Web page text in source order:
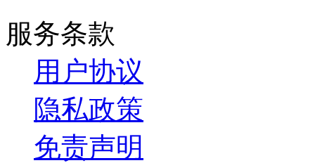
服务条款
用户协议
隐私政策
免责声明